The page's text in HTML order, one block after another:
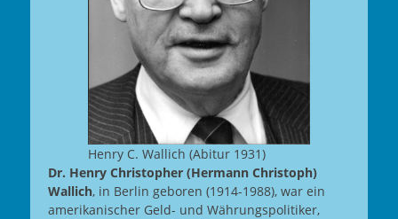
Henry C. Wallich (Abitur 1931)
Dr. Henry Christopher (Hermann Christoph)
Wallich, in Berlin geboren (1914-1988), war ein
amerikanischer Geld- und Währungspolitiker,